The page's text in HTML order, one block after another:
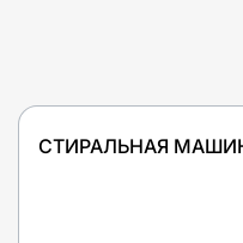
СТИРАЛЬНАЯ МАШИНА